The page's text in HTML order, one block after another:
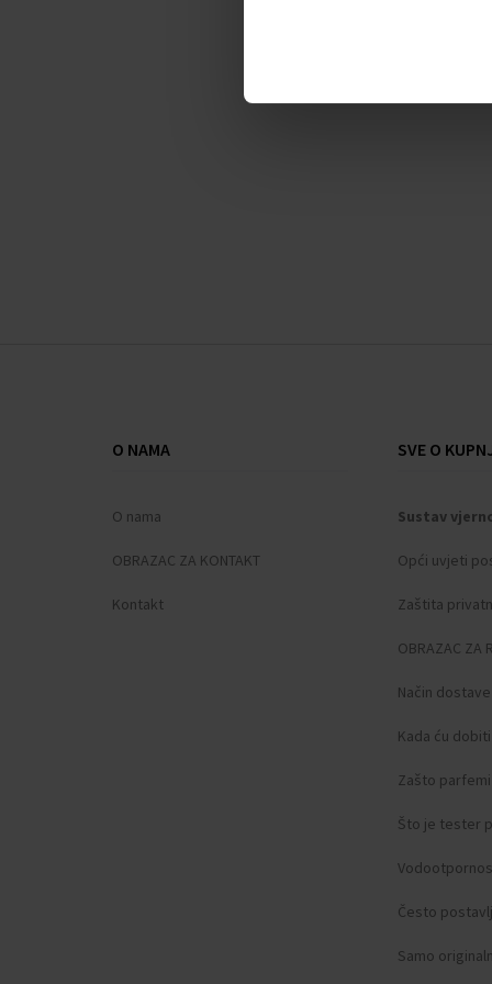
O NAMA
O nama
OBRAZAC ZA KONTAKT
Kontakt
SVE O
Sustav
Opći uvjeti
Zaštita
OBRAZAC ZA
Način dostave
Kada ću
Zašto
Što je tester
Često
Samo